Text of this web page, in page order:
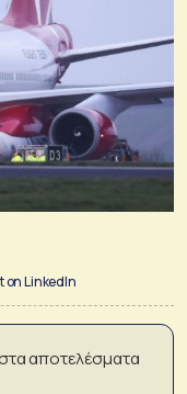
on LinkedIn
αποτελέσματα